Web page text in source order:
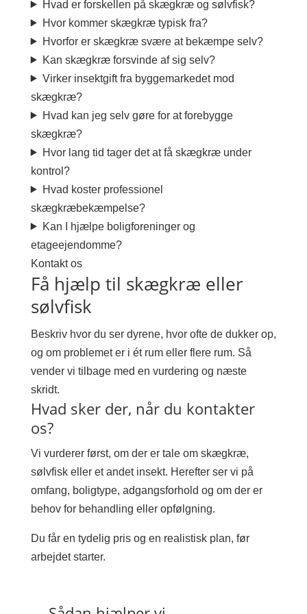
Hvad er forskellen på skægkræ og sølvfisk?
Hvor kommer skægkræ typisk fra?
Hvorfor er skægkræ svære at bekæmpe selv?
Kan skægkræ forsvinde af sig selv?
Virker insektgift fra byggemarkedet mod
skægkræ?
Hvad kan jeg selv gøre for at forebygge
skægkræ?
Hvor lang tid tager det at få skægkræ under
kontrol?
Hvad koster professionel
skægkræbekæmpelse?
Kan I hjælpe boligforeninger og
etageejendomme?
Kontakt os
Få hjælp til skægkræ eller
sølvfisk
Beskriv hvor du ser dyrene, hvor ofte de dukker op,
og om problemet er i ét rum eller flere rum. Så
vender vi tilbage med en vurdering og næste
skridt.
Hvad sker der, når du kontakter
os?
Vi vurderer først, om der er tale om skægkræ,
sølvfisk eller et andet insekt. Herefter ser vi på
omfang, boligtype, adgangsforhold og om der er
behov for behandling eller opfølgning.
Du får en tydelig pris og en realistisk plan, før
arbejdet starter.